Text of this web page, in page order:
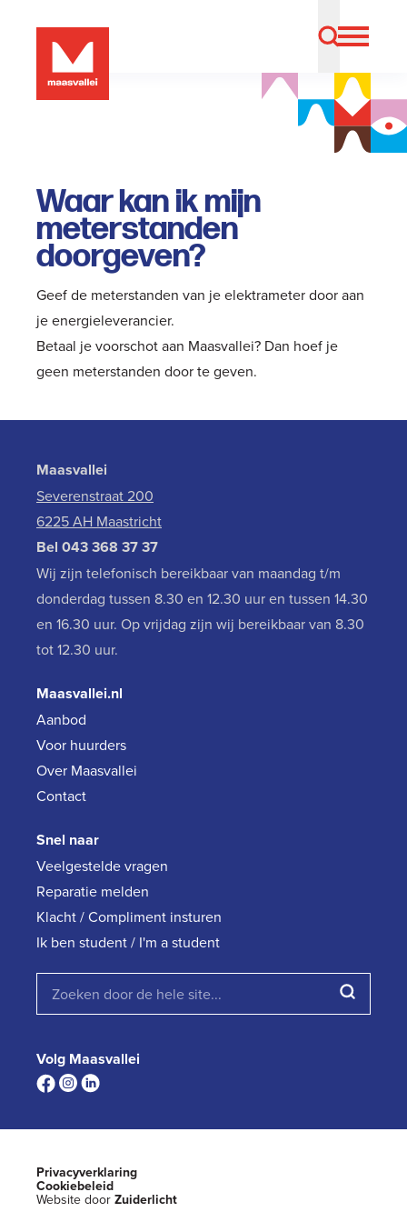
Waar kan ik mijn
meterstanden
doorgeven?
Geef de meterstanden van je elektrameter door aan
je energieleverancier.
Betaal je voorschot aan Maasvallei? Dan hoef je
geen meterstanden door te geven.
Maasvallei
Severenstraat 200
6225 AH Maastricht
Bel 043 368 37 37
Wij zijn telefonisch bereikbaar van maandag t/m
donderdag tussen 8.30 en 12.30 uur en tussen 14.30
en 16.30 uur. Op vrijdag zijn wij bereikbaar van 8.30
tot 12.30 uur.
Maasvallei.nl
Aanbod
Voor huurders
Over Maasvallei
Contact
Snel naar
Veelgestelde vragen
Reparatie melden
Klacht / Compliment insturen
Ik ben student / I'm a student
Volg Maasvallei
Privacyverklaring
Cookiebeleid
Website door Zuiderlicht